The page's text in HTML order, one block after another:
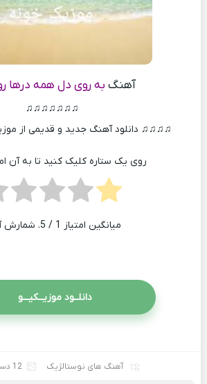
آهنگ به روی دل همه درها
♫♫♫♫♫♫♫
♫♫♫♫ دانلود آهنگ جدید و قدیمی از
روی یک ستاره کلیک کنید تا به آن
میانگین امتیاز 1 / 5. شمارش آرا:
دانلــود موزیــکیـــو
آهنگ های نوستالژیک 12 دسامبر 2021